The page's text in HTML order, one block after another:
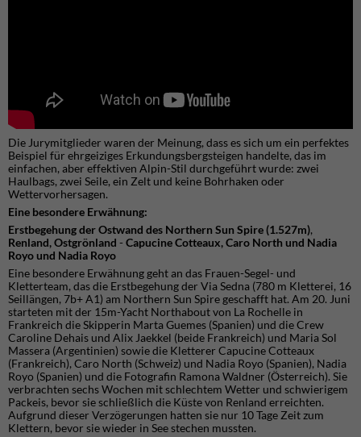
Die Jurymitglieder waren der Meinung, dass es sich um ein perfektes
Beispiel für ehrgeiziges Erkundungsbergsteigen handelte, das im
einfachen, aber effektiven Alpin-Stil durchgeführt wurde: zwei
Haulbags, zwei Seile, ein Zelt und keine Bohrhaken oder
Wettervorhersagen.
Eine besondere Erwähnung:
Erstbegehung der Ostwand des Northern Sun Spire (1.527m),
Renland, Ostgrönland - Capucine Cotteaux, Caro North und Nadia
Royo und Nadia Royo
Eine besondere Erwähnung geht an das Frauen-Segel- und
Kletterteam, das die Erstbegehung der Via Sedna (780 m Kletterei, 16
Seillängen, 7b+ A1) am Northern Sun Spire geschafft hat. Am 20. Juni
starteten mit der 15m-Yacht Northabout von La Rochelle in
Frankreich die Skipperin Marta Guemes (Spanien) und die Crew
Caroline Dehais und Alix Jaekkel (beide Frankreich) und Maria Sol
Massera (Argentinien) sowie die Kletterer Capucine Cotteaux
(Frankreich), Caro North (Schweiz) und Nadia Royo (Spanien), Nadia
Royo (Spanien) und die Fotografin Ramona Waldner (Österreich). Sie
verbrachten sechs Wochen mit schlechtem Wetter und schwierigem
Packeis, bevor sie schließlich die Küste von Renland erreichten.
Aufgrund dieser Verzögerungen hatten sie nur 10 Tage Zeit zum
Klettern, bevor sie wieder in See stechen mussten.